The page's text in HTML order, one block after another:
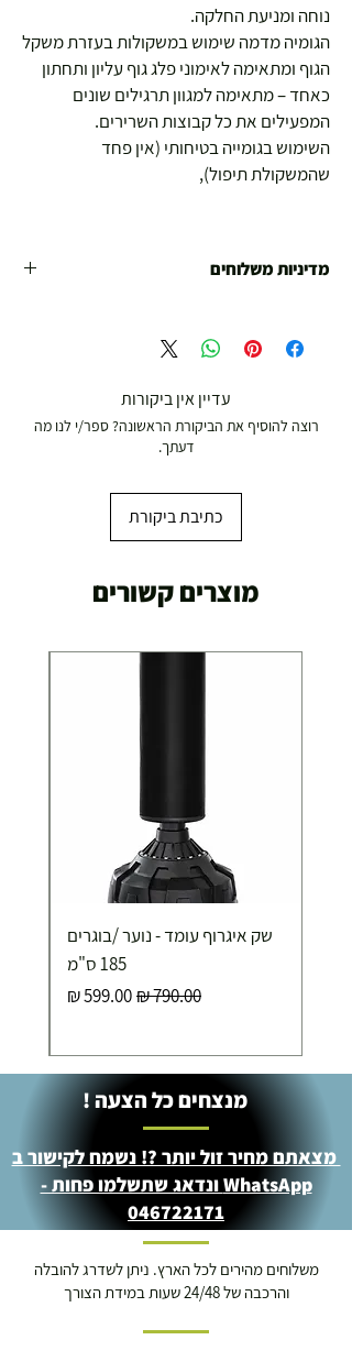
נוחה ומניעת החלקה.
הגומיה מדמה שימוש במשקולות בעזרת משקל
הגוף ומתאימה לאימוני פלג גוף עליון ותחתון
כאחד – מתאימה למגוון תרגילים שונים
המפעילים את כל קבוצות השרירים.
השימוש בגומייה בטיחותי (אין פחד
שהמשקולת תיפול),
מדיניות משלוחים
19.00 ₪
משלוח מהיר עד הבית ( עד 20 ק"ג)
איסוף עצמי ללא עלות מסניף טבריה . רחוב העצמאות 5
מוצרי כושר ( בלבד) ניתן לאסוף ממחסני החברה בת"א
עדיין אין ביקורות
רוצה להוסיף את הביקורת הראשונה? ספר/י לנו מה
דעתך.
כתיבת ביקורת
מוצרים קשורים
שק איגרוף עומד - נוער /בוגרים
185 ס"מ
מחיר רגילמחיר מבצע
מנצחים כל הצעה !
מצאתם מחיר זול יותר ?! נשמח לקישור ב
WhatsApp ונדאג שתשלמו פחות -
046722171
משלוחים מהירים לכל הארץ. ניתן לשדרג להובלה
והרכבה של 24/48 שעות במידת הצורך